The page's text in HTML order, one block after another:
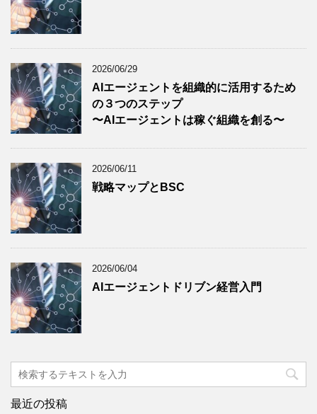
2026/06/29
AIエージェントを組織的に活用するため
の３つのステップ
〜AIエージェントは稼ぐ組織を創る〜
2026/06/11
戦略マップとBSC
2026/06/04
AIエージェントドリブン経営入門
最近の投稿